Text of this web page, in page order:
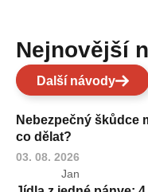
Nejnovější
Další návody
Nebezpečný škůdce
co dělat?
03. 08. 2026
Jan